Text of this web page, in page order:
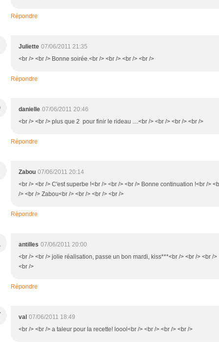
Répondre
Juliette 07/06/2011 21:35
<br /> <br /> Bonne soirée.<br /> <br /> <br /> <br />
Répondre
danielle 07/06/2011 20:46
<br /> <br /> plus que 2 pour finir le rideau ....<br /> <br /> <br /> <br />
Répondre
Zabou 07/06/2011 20:14
<br /> <br /> C'est superbe !<br /> <br /> <br /> Bonne continuation !<br />
/> <br /> Zabou<br /> <br /> <br /> <br />
Répondre
antilles 07/06/2011 20:00
<br /> <br /> jolie réalisation, passe un bon mardi, kiss***<br /> <br /> <br />
<br />
Répondre
val 07/06/2011 18:49
<br /> <br /> a taleur pour la recette! loool<br /> <br /> <br /> <br />